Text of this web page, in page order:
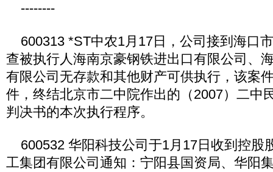
--------
600313 *ST中农1月17日，公司接到海口
查被执行人海南京豪钢铁进出口有限公司、
有限公司无存款和其他财产可供执行，该案
件，终结北京市二中院作出的（2007）二中
判决书的本次执行程序。
600532 华阳科技公司于1月17日收到控股
工集团有限公司通知：宁阳县国资局、华阳